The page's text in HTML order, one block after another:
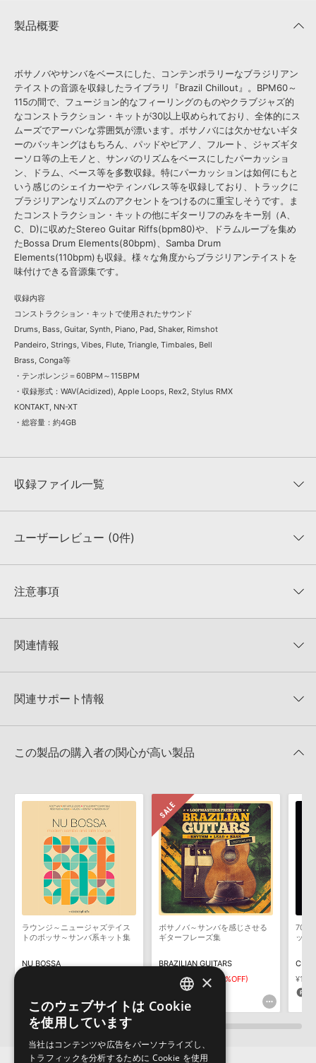
製品概要
ボサノバやサンバをベースにした、コンテンポラリーなブラジリアン
テイストの音源を収録したライブラリ『Brazil Chillout』。BPM60～
115の間で、フュージョン的なフィーリングのものやクラブジャズ的
なコンストラクション・キットが30以上収められており、全体的にス
ムーズでアーバンな雰囲気が漂います。ボサノバには欠かせないギタ
ーのバッキングはもちろん、パッドやピアノ、フルート、ジャズギタ
ーソロ等の上モノと、サンバのリズムをベースにしたパーカッショ
ン、ドラム、ベース等を多数収録。特にパーカッションは如何にもと
いう感じのシェイカーやティンバレス等を収録しており、トラックに
ブラジリアンなリズムのアクセントをつけるのに重宝しそうです。ま
たコンストラクション・キットの他にギターリフのみをキー別（A、
C、D)に収めたStereo Guitar Riffs(bpm80)や、ドラムループを集め
たBossa Drum Elements(80bpm)、Samba Drum
Elements(110bpm)も収録。様々な角度からブラジリアンテイストを
味付けできる音源集です。
収録内容
コンストラクション・キットで使用されたサウンド
Drums, Bass, Guitar, Synth, Piano, Pad, Shaker, Rimshot
Pandeiro, Strings, Vibes, Flute, Triangle, Timbales, Bell
Brass, Conga等
・テンポレンジ＝60BPM～115BPM
・収録形式：WAV(Acidized), Apple Loops, Rex2, Stylus RMX
KONTAKT, NN-XT
・総容量：約4GB
収録ファイル一覧
収録ファイル一覧
ユーザーレビュー (0件)
★★★★★
★5
★4
★1
0%
注意事項
KONTAKTフォーマットは、
でお使いいただけます。無償版のKONTAKT PLAYERではお使いい
4GBを超えるデータに関するご注意：
FAT32でフォーマットされた
きます際には、NTFSやHFS＋でフォーマットされたHDDをご用意
いただく必要がございます。
知らせするメールの2通が送信されます。メールに記載されており
ます説明に沿って、製品のダウンロード／導入を行って下さい。
サンプルパック製品には、原則として日本語版操作マニュアルをご
用意しておりません。ご購入後のご不明点や詳細に関するお問い合
わせなどはテクニカルサポート
までご連絡ください。
デモソングは、製品収録サウンドを使ってできることを紹介するた
めのデモンストレーション用の楽曲です。原則として、デモソング
そのものをお使いいただくことはできません。また、デモソングを
構成する全てのサウンドが、サンプルパックに含まれていることを
保証するものではありません。
しかねます。
関連情報
BRAZIL CHILLOUTのサポート情報
関連サポート情報
2024.09.11
2022.06.06
方法
2022.06.06
Reason Studios社「Reason」及び関連ソフトでのプリセット追
加方法
2022.01.21
KONTAKT ライブラリのロード方法（Native Access 非対応製
品）
マークのついた情報は、該当する製品のご購入ユーザー様専用となって
おります。ご覧頂くには、該当する製品をご購入頂く必要がございます。
BRAZIL CHILLOUTのサポート情報
この製品の購入者の関心が高い製品
ラウンジ～ニュージャズテイス
トのボッサ～サンバ系キット集
NU BOSSA
ボサノバ～サンバを感じさせる
ギターフレーズ集
BRAZILIAN GUITARS
¥5,324 ¥3,726(30%OFF)
111pt
70年
ッシ
ENGLISH
×
このウェブサイトは Cookie
を使用しています
当社はコンテンツや広告をパーソナライズし、
トラフィックを分析するために Cookie を使用